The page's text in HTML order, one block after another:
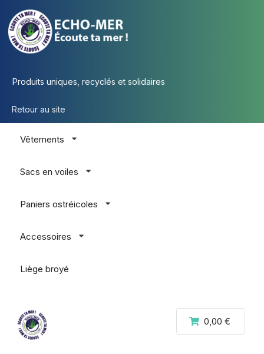
Produits uniques, recyclés et solidaires
Retour au site
Vêtements
Sacs en voiles
Paniers ostréicoles
Accessoires
Liège broyé
0,00 €